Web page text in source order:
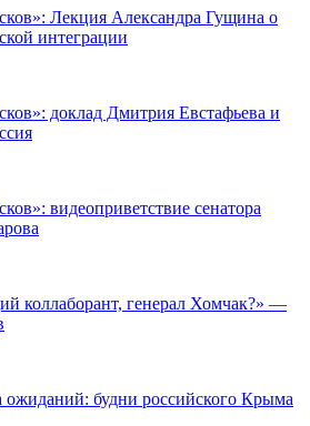
Лекция Александра Гущина о
интеграции
доклад Дмитрия Евстафьева и
видеоприветствие сенатора
коллаборант, генерал Хомчак?» —
ожиданий: будни российского Крыма